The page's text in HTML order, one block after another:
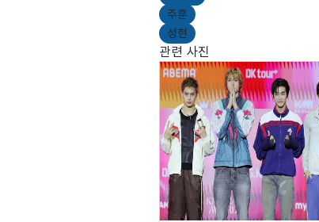
주훈
성현
관련 사진